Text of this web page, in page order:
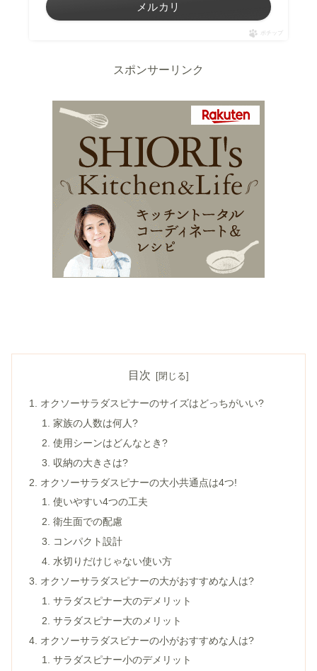
メルカリ
ポチップ
スポンサーリンク
目次
オクソーサラダスピナーのサイズはどっちがいい?
家族の人数は何人?
使用シーンはどんなとき?
収納の大きさは?
オクソーサラダスピナーの大小共通点は4つ!
使いやすい4つの工夫
衛生面での配慮
コンパクト設計
水切りだけじゃない使い方
オクソーサラダスピナーの大がおすすめな人は?
サラダスピナー大のデメリット
サラダスピナー大のメリット
オクソーサラダスピナーの小がおすすめな人は?
サラダスピナー小のデメリット